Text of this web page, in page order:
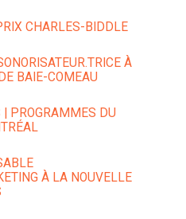
CHARLES-BIDDLE
À
BAIE-COMEAU
PROGRAMMES DU
À LA NOUVELLE